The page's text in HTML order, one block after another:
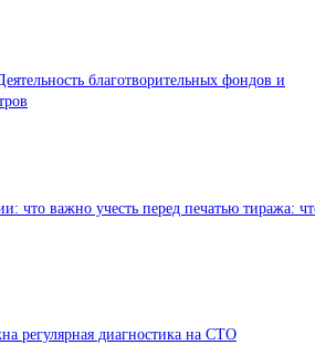
благотворительных фондов и
что важно учесть перед печатью тиража:
регулярная диагностика на СТО